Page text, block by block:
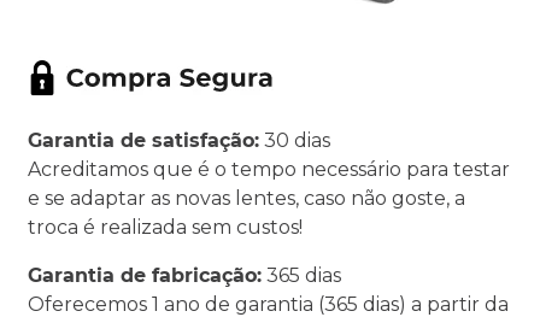
Garantia de satisfação: 30 dias
Acreditamos que é o tempo necessário para testar
e se adaptar as novas lentes, caso não goste, a
troca é realizada sem custos!
Garantia de fabricação: 365 dias
Oferecemos 1 ano de garantia (365 dias) a partir da